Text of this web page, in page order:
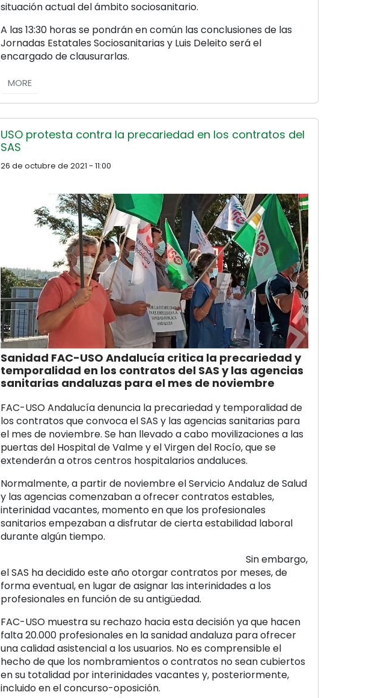
situación actual del ámbito sociosanitario.
A las 13:30 horas se pondrán en común las conclusiones de las
Jornadas Estatales Sociosanitarias y Luis Deleito será el
encargado de clausurarlas.
MORE
USO protesta contra la precariedad en los contratos del
SAS
26 de octubre de 2021 - 11:00
Sanidad FAC-USO Andalucía critica la precariedad y
temporalidad en los contratos del SAS y las agencias
sanitarias andaluzas para el mes de noviembre
FAC-USO Andalucía denuncia la precariedad y temporalidad de
los contratos que convoca el SAS y las agencias sanitarias para
el mes de noviembre. Se han llevado a cabo movilizaciones a las
puertas del Hospital de Valme y el Virgen del Rocío, que se
extenderán a otros centros hospitalarios andaluces.
Normalmente, a partir de noviembre el Servicio Andaluz de Salud
y las agencias comenzaban a ofrecer contratos estables,
interinidad vacantes, momento en que los profesionales
sanitarios empezaban a disfrutar de cierta estabilidad laboral
durante algún tiempo.
Sin embargo,
el SAS ha decidido este año otorgar contratos por meses, de
forma eventual, en lugar de asignar las interinidades a los
profesionales en función de su antigüedad.
FAC-USO muestra su rechazo hacia esta decisión ya que hacen
falta 20.000 profesionales en la sanidad andaluza para ofrecer
una calidad asistencial a los usuarios. No es comprensible el
hecho de que los nombramientos o contratos no sean cubiertos
en su totalidad por interinidades vacantes y, posteriormente,
incluido en el concurso-oposición.